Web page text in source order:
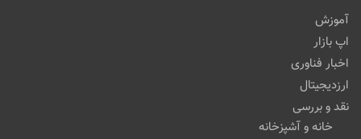
آموزش
اپ بازار
اخبار فناوری
ارزدیجیتال
نقد و بررسی
خانه و آشپزخانه